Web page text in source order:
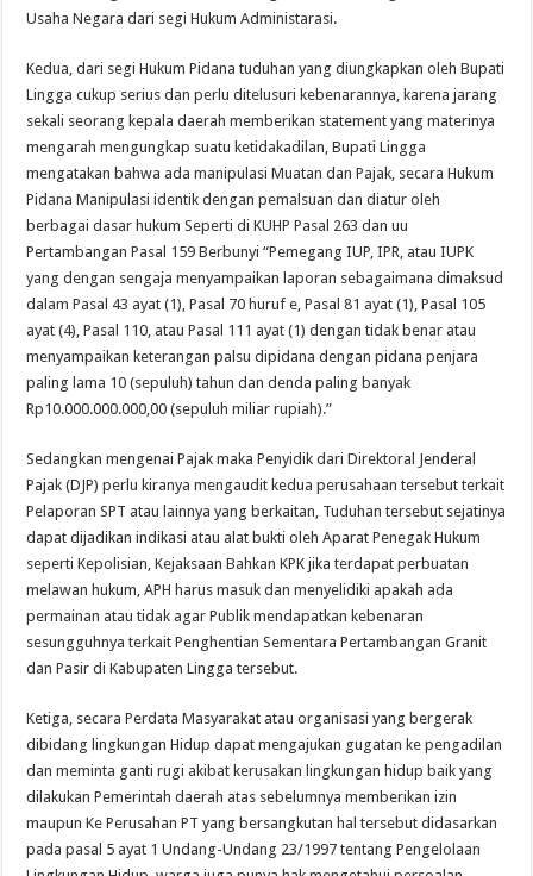
Usaha Negara dari segi Hukum Administarasi.
Kedua, dari segi Hukum Pidana tuduhan yang diungkapkan oleh Bupati
Lingga cukup serius dan perlu ditelusuri kebenarannya, karena jarang
sekali seorang kepala daerah memberikan statement yang materinya
mengarah mengungkap suatu ketidakadilan, Bupati Lingga
mengatakan bahwa ada manipulasi Muatan dan Pajak, secara Hukum
Pidana Manipulasi identik dengan pemalsuan dan diatur oleh
berbagai dasar hukum Seperti di KUHP Pasal 263 dan uu
Pertambangan Pasal 159 Berbunyi “Pemegang IUP, IPR, atau IUPK
yang dengan sengaja menyampaikan laporan sebagaimana dimaksud
dalam Pasal 43 ayat (1), Pasal 70 huruf e, Pasal 81 ayat (1), Pasal 105
ayat (4), Pasal 110, atau Pasal 111 ayat (1) dengan tidak benar atau
menyampaikan keterangan palsu dipidana dengan pidana penjara
paling lama 10 (sepuluh) tahun dan denda paling banyak
Rp10.000.000.000,00 (sepuluh miliar rupiah).”
Sedangkan mengenai Pajak maka Penyidik dari Direktoral Jenderal
Pajak (DJP) perlu kiranya mengaudit kedua perusahaan tersebut terkait
Pelaporan SPT atau lainnya yang berkaitan, Tuduhan tersebut sejatinya
dapat dijadikan indikasi atau alat bukti oleh Aparat Penegak Hukum
seperti Kepolisian, Kejaksaan Bahkan KPK jika terdapat perbuatan
melawan hukum, APH harus masuk dan menyelidiki apakah ada
permainan atau tidak agar Publik mendapatkan kebenaran
sesungguhnya terkait Penghentian Sementara Pertambangan Granit
dan Pasir di Kabupaten Lingga tersebut.
Ketiga, secara Perdata Masyarakat atau organisasi yang bergerak
dibidang lingkungan Hidup dapat mengajukan gugatan ke pengadilan
dan meminta ganti rugi akibat kerusakan lingkungan hidup baik yang
dilakukan Pemerintah daerah atas sebelumnya memberikan izin
maupun Ke Perusahan PT yang bersangkutan hal tersebut didasarkan
pada pasal 5 ayat 1 Undang-Undang 23/1997 tentang Pengelolaan